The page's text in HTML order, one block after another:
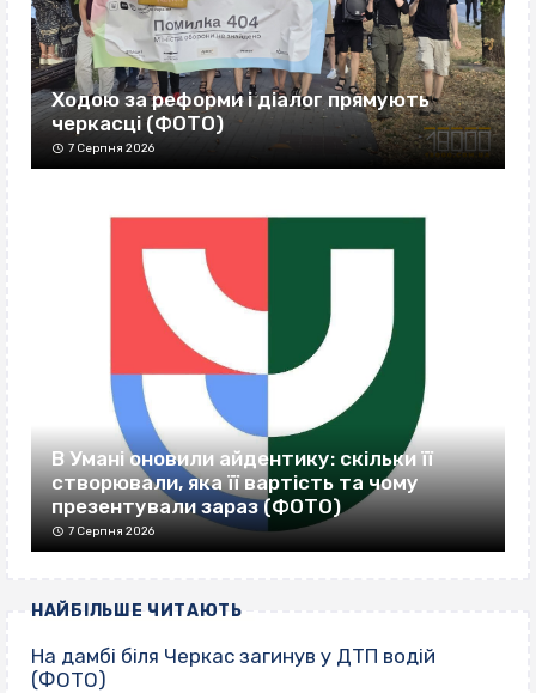
Ходою за реформи і діалог прямують
черкасці (ФОТО)
7 Серпня 2026
В Умані оновили айдентику: скільки її
створювали, яка її вартість та чому
презентували зараз (ФОТО)
7 Серпня 2026
НАЙБІЛЬШЕ ЧИТАЮТЬ
На дамбі біля Черкас загинув у ДТП водій
(ФОТО)